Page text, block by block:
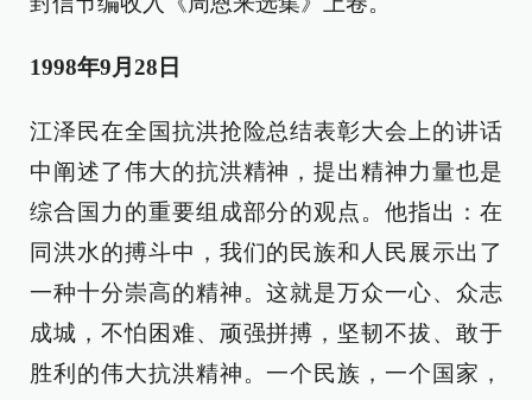
1998年9月28日
江泽民在全国抗洪抢险总结表彰大会上的讲话
中阐述了伟大的抗洪精神，提出精神力量也是
综合国力的重要组成部分的观点。他指出：在
同洪水的搏斗中，我们的民族和人民展示出了
一种十分崇高的精神。这就是万众一心、众志
成城，不怕困难、顽强拼搏，坚韧不拔、敢于
胜利的伟大抗洪精神。一个民族，一个国家，